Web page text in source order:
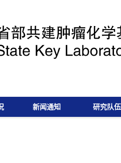
新闻通知 研究队伍